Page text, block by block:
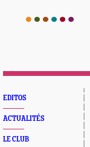
EDITOS
ACTUALITÉS
LE CLUB